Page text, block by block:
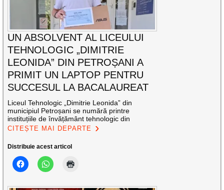
UN ABSOLVENT AL LICEULUI
TEHNOLOGIC „DIMITRIE
LEONIDA” DIN PETROȘANI A
PRIMIT UN LAPTOP PENTRU
SUCCESUL LA BACALAUREAT
Liceul Tehnologic „Dimitrie Leonida” din
municipiul Petroșani se numără printre
instituțiile de învățământ tehnologic din
CITEȘTE MAI DEPARTE
Distribuie acest articol